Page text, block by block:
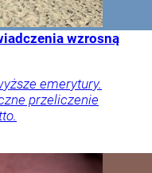
wzrosną
emerytury.
przeliczenie